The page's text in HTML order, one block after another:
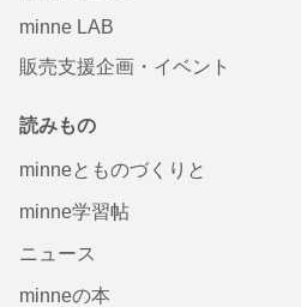
minne LAB
販売支援企画・イベント
読みもの
minneとものづくりと
minne学習帖
ニュース
minneの本